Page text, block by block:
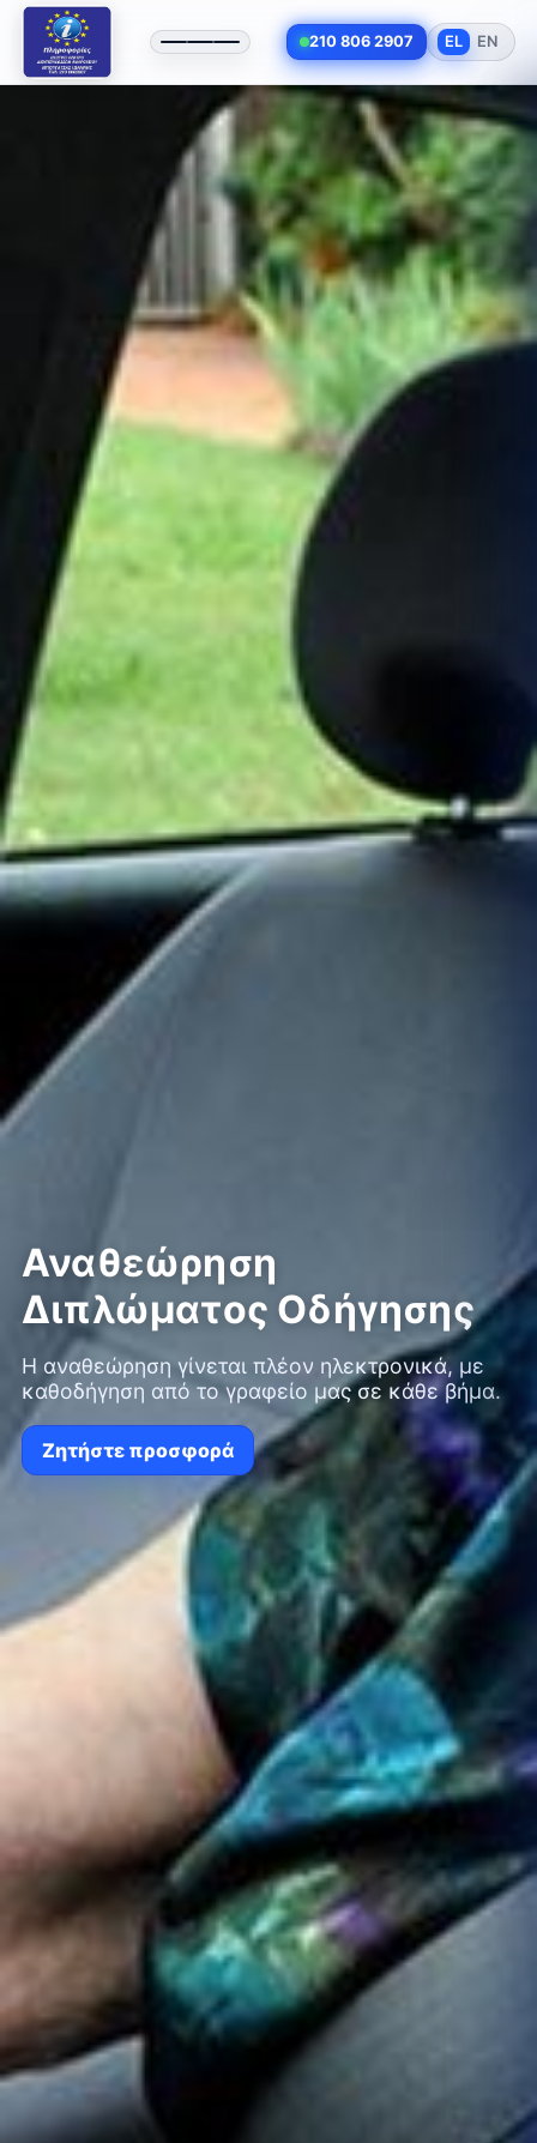
210 806 2907 EL EN
Αναθεώρηση
Διπλώματος Οδήγησης
Η αναθεώρηση γίνεται πλέον ηλεκτρονικά, με
καθοδήγηση από το γραφείο μας σε κάθε βήμα.
Ζητήστε προσφορά